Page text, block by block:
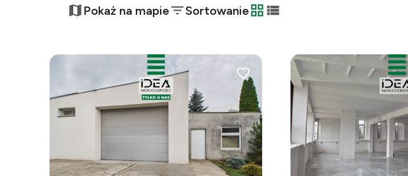
−Pokaż na mapie Sortowanie
tabela
Dodaj do ulubionych